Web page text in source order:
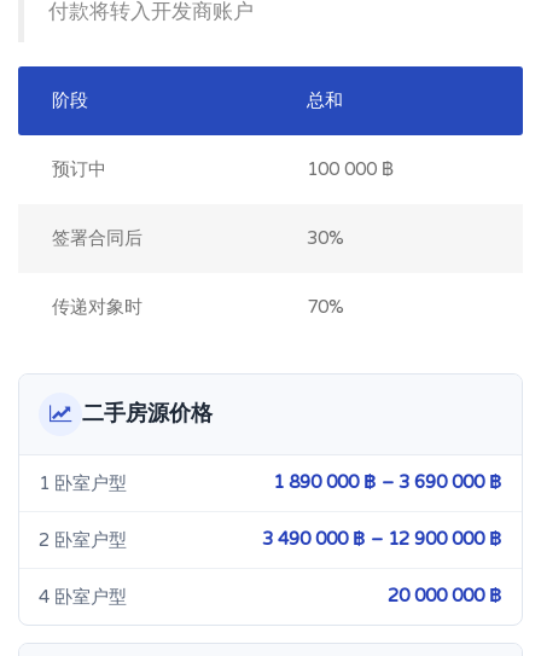
付款将转入开发商账户
阶段 总和
预订中 100 000 ฿
签署合同后 30%
传递对象时 70%
二手房源价格
1 卧室户型 1 890 000 ฿ – 3 690 000 ฿
2 卧室户型 3 490 000 ฿ – 12 900 000 ฿
4 卧室户型 20 000 000 ฿